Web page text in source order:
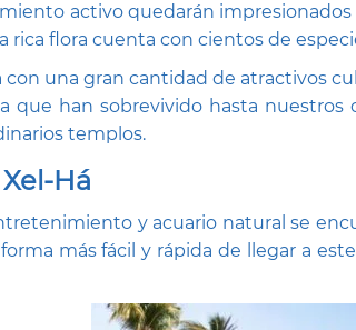
activo quedarán
rica flora cuenta con cientos de
con una gran cantidad de atractivos
que han sobrevivido hasta
templos.
Há
y acuario natural se
forma más fácil y rápida de llegar a